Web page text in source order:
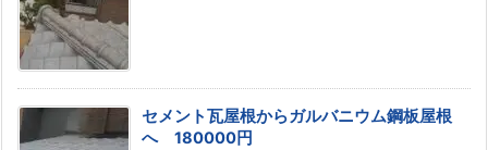
セメント瓦屋根からガルバニウム鋼板屋根
へ 180000円